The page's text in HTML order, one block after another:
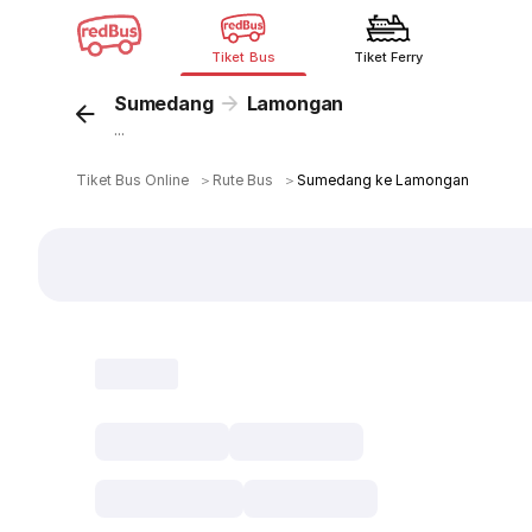
Tiket Bus Tiket Ferry
Sumedang Lamongan
...
Tiket Bus Online ＞ Rute Bus ＞ Sumedang ke Lamongan